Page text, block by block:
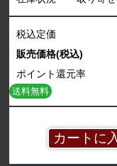
税込定価
販売価格(税込)
ポイント還元率
送料無料